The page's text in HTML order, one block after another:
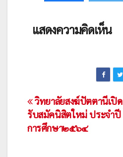
แสดงความคิดเห็น
เมนู
นำทาง
วิทยาลัยสงฆ์ปัตตานีเปิด
รับสมัคนิสิตใหม่ ประจำปี
การศึกษา๒๕๖๔